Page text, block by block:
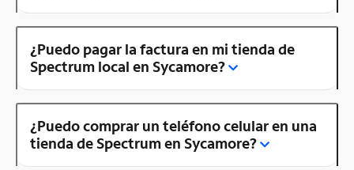
¿Puedo pagar la factura en mi tienda de
Spectrum local en Sycamore?
¿Puedo comprar un teléfono celular en una
tienda de Spectrum en Sycamore?